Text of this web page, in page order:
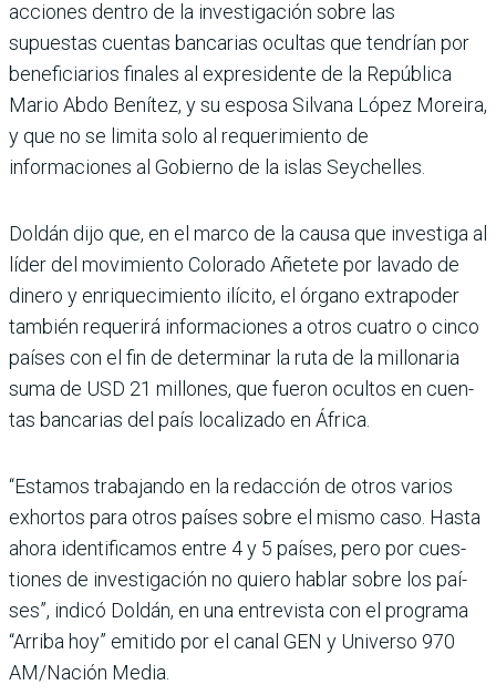
acciones dentro de la inves­tigación sobre las
supuestas cuentas bancarias ocultas que tendrían por
beneficia­rios finales al expresidente de la República
Mario Abdo Benítez, y su esposa Sil­vana López Moreira,
y que no se limita solo al reque­rimiento de
informaciones al Gobierno de la islas Sey­chelles.
Doldán dijo que, en el marco de la causa que investiga al
líder del movimiento Colo­rado Añetete por lavado de
dinero y enriquecimiento ilícito, el órgano extrapoder
también requerirá informa­ciones a otros cuatro o cinco
países con el fin de determi­nar la ruta de la millonaria
suma de USD 21 millones, que fueron ocultos en cuen­
tas bancarias del país locali­zado en África.
“Estamos trabajando en la redacción de otros varios
exhortos para otros países sobre el mismo caso. Hasta
ahora identificamos entre 4 y 5 países, pero por cues­
tiones de investigación no quiero hablar sobre los paí­
ses”, indicó Doldán, en una entrevista con el programa
“Arriba hoy” emitido por el canal GEN y Universo 970
AM/Nación Media.